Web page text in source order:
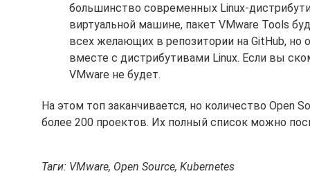
большинство современных Linux-
виртуальной машине, пакет VMware Tools
всех желающих в репозитории на GitHub,
вместе с дистрибутивами Linux. Если вы
VMware не будет.
На этом топ заканчивается, но количество
более 200 проектов. Их полный список можно
Таги: VMware, Open Source, Kubernetes